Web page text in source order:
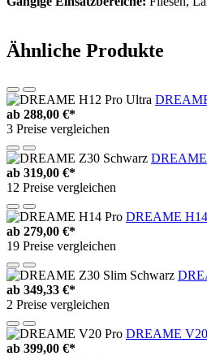
Ähnliche Produkte
ab 288,00 €*
3 Preise vergleichen
ab 319,00 €*
12 Preise vergleichen
DREAME
ab 279,00 €*
19 Preise vergleichen
ab 349,33 €*
2 Preise vergleichen
DREAME
ab 399,00 €*